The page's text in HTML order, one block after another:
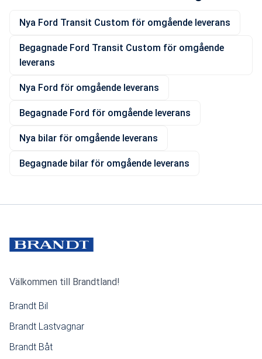
Nya Ford Transit Custom för omgående leverans
Begagnade Ford Transit Custom för omgående
leverans
Nya Ford för omgående leverans
Begagnade Ford för omgående leverans
Nya bilar för omgående leverans
Begagnade bilar för omgående leverans
Välkommen till Brandtland!
Brandt Bil
Brandt Lastvagnar
Brandt Båt